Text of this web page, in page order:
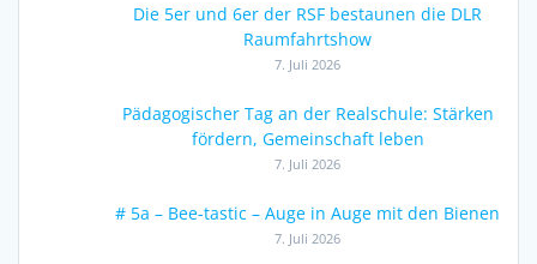
Die 5er und 6er der RSF bestaunen die DLR
Raumfahrtshow
7. Juli 2026
Pädagogischer Tag an der Realschule: Stärken
fördern, Gemeinschaft leben
7. Juli 2026
# 5a – Bee-tastic – Auge in Auge mit den Bienen
7. Juli 2026